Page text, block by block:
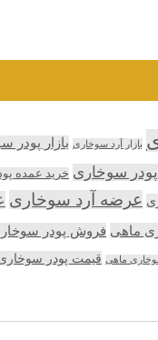
بازار آرد سوخاری بازار پودر
پودر سوخاری خرید عمده
عرضه آرد سوخاری
ماهی فروش پودر
ماهی قیمت پودر